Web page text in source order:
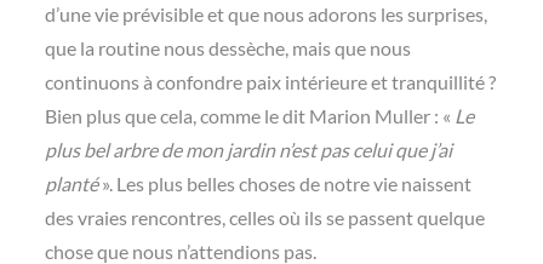
d’une vie prévisible et que nous adorons les surprises,
que la routine nous dessèche, mais que nous
continuons à confondre paix intérieure et tranquillité ?
Bien plus que cela, comme le dit Marion Muller : « Le
plus bel arbre de mon jardin n’est pas celui que j’ai
planté». Les plus belles choses de notre vie naissent
des vraies rencontres, celles où ils se passent quelque
chose que nous n’attendions pas.